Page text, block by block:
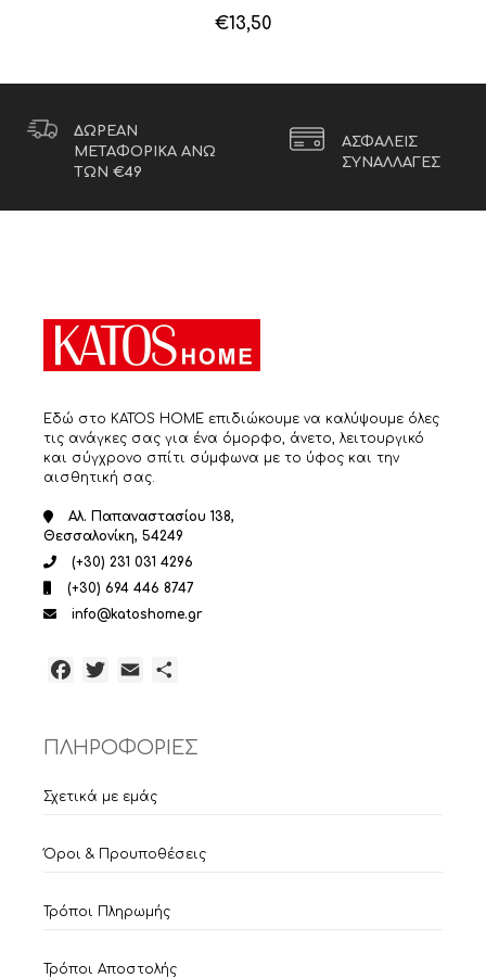
€13,50
ΔΩΡΕΑΝ
ΜΕΤΑΦΟΡΙΚΑ ΑΝΩ
ΤΩΝ €49
ΑΣΦΑΛΕΙΣ
ΣΥΝΑΛΛΑΓΕΣ
Εδώ στο KATOS HOME επιδιώκουμε να καλύψουμε όλες
τις ανάγκες σας για ένα όμορφο, άνετο, λειτουργικό
και σύγχρονο σπίτι σύμφωνα με το ύφος και την
αισθητική σας.
Αλ. Παπαναστασίου 138,
Θεσσαλονίκη, 54249
(+30) 231 031 4296
(+30) 694 446 8747
info@katoshome.gr
Facebook
TwitterEmail
ΠΛΗΡΟΦΟΡΙΕΣ
Σχετικά με εμάς
Όροι & Προυποθέσεις
Τρόποι Πληρωμής
Τρόποι Αποστολής